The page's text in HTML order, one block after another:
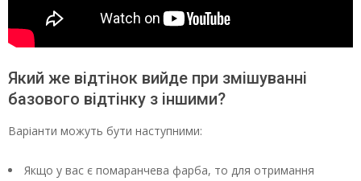
Який же відтінок вийде при змішуванні
базового відтінку з іншими?
Варіанти можуть бути наступними:
Якщо у вас є помаранчева фарба, то для отримання